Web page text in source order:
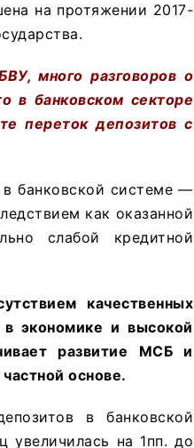
на протяжении 2017-
много разговоров о
в банковском секторе
переток депозитов с
банковской системе —
как оказанной
слабой кредитной
качественных
в экономике и высокой
развитие МСБ и
основе.
в банковской
увеличилась на 1пп. до